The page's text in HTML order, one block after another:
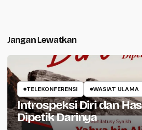
Jangan Lewatkan
TELEKONFERENSI WASIAT ULAMA
Introspeksi Diri dan
Dipetik Darinya